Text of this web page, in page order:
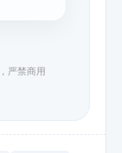
严禁商用